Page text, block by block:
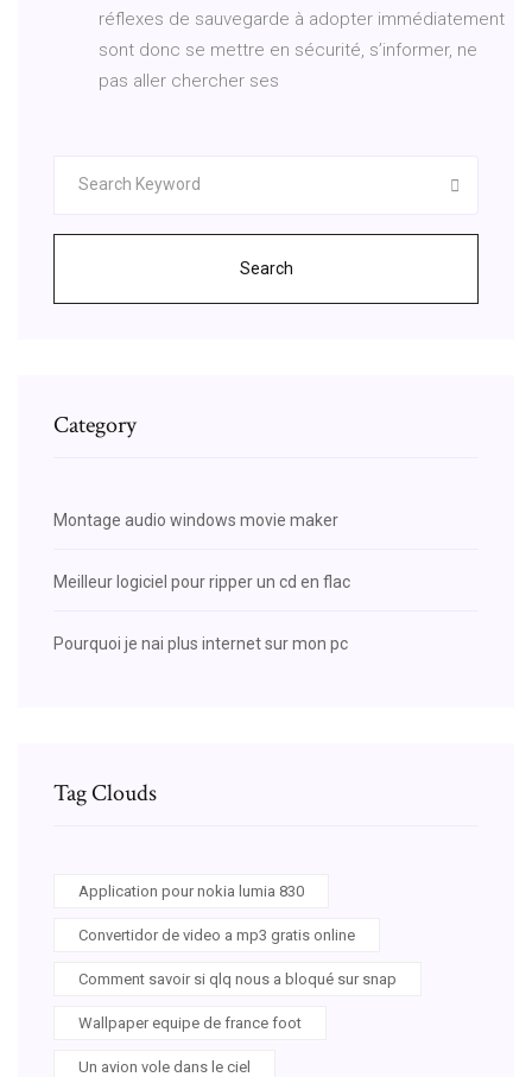
réflexes de sauvegarde à adopter immédiatement
sont donc se mettre en sécurité, s’informer, ne
pas aller chercher ses
Search
Category
Montage audio windows movie maker
Meilleur logiciel pour ripper un cd en flac
Pourquoi je nai plus internet sur mon pc
Tag Clouds
Application pour nokia lumia 830
Convertidor de video a mp3 gratis online
Comment savoir si qlq nous a bloqué sur snap
Wallpaper equipe de france foot
Un avion vole dans le ciel